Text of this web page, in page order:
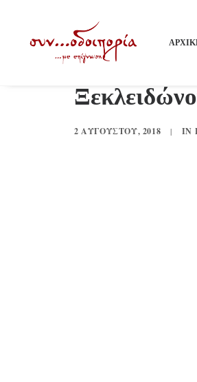
2 ΑΥΓΟΎΣΤΟΥ, 2018 | IN